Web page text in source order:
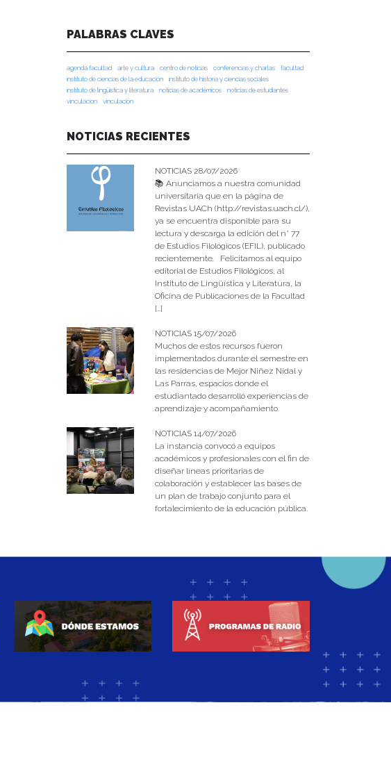
PALABRAS CLAVES
agenda facultad arte y cultura centro de noticias conferencias y charlas
facultad
instituto de ciencias de la educación
instituto de historia y ciencias sociales
instituto de lingüística y literatura
noticias de académicos
noticias de estudiantes
vinculacion
vinculación
NOTICIAS RECIENTES
NOTICIAS 28/07/2026
📚 Anunciamos a nuestra comunidad
universitaria que en la página de
Revistas UACh (http://revistas.uach.cl/),
ya se encuentra disponible para su
lectura y descarga la edición del n° 77
de Estudios Filológicos (EFIL), publicado
recientemente. Felicitamos al equipo
editorial de Estudios Filológicos, al
Instituto de Lingüística y Literatura, la
Oficina de Publicaciones de la Facultad
[…]
NOTICIAS 15/07/2026
Muchos de estos recursos fueron
implementados durante el semestre en
las residencias de Mejor Niñez Nidal y
Las Parras, espacios donde el
estudiantado desarrolló experiencias de
aprendizaje y acompañamiento.
NOTICIAS 14/07/2026
La instancia convocó a equipos
académicos y profesionales con el fin de
diseñar líneas prioritarias de
colaboración y establecer las bases de
un plan de trabajo conjunto para el
fortalecimiento de la educación pública.